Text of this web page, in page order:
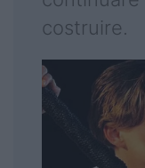
costruire.